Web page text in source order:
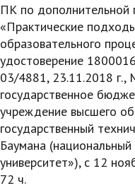
ПК по дополнительной
«Практические
образовательного
удостоверение
03/4881, 23.11.2018 г.,
государственное
учреждение высшего
государственный
Баумана (национальный
университет»), с 12
72 ч.